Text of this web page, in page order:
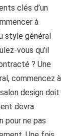
clés d’un
à
style général
vous qu’il
? Une
commencez à
design doit
devra
pour ne pas